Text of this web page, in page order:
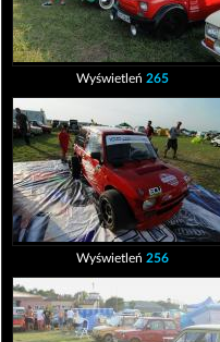
Wyświetleń 265
Wyświetleń 256